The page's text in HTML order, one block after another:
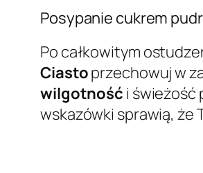
Posypanie cukrem
Po całkowitym
Ciastoprzechowuj w
wilgotność i świeżość
wskazówki sprawią, że